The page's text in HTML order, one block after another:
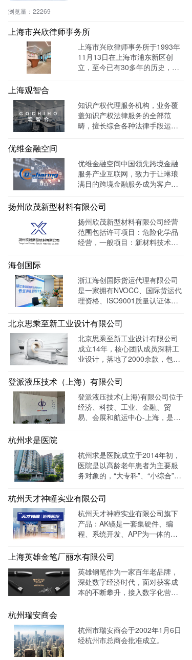
浏览量： 22269
上海市兴欣律师事务所
上海市兴欣律师事务所于1993年
11月13日在上海市浦东新区创
立，至今已有30多年的历史，致
上海观智合
知识产权代理服务机构，业务覆
盖知识产权法律服务的全部范
畴，擅长综合各种法律手段运作
借高效的信息收集网络，和多样
化的保护手段，致力于服务专
利、商标、版权、保护及诉讼等
优维金融空间
优维金融空间中国领先跨境金融
服务产业互联网，致力于让琳琅
满目的跨境金融服务成为客户触
量达 139128W+
扬州欣茂新型材料有限公司
扬州欣茂新型材料有限公司经营
范围包括许可项目：危险化学品
经营，一般项目：新材料技术研
品展示的主要目的，目前全网曝
光量：992915次。
海创国际
浙江海创国际货运代理有限公司
是一家拥有NVOCC、国际货运代
理资格、ISO9001质量认证体系
公司。 官网上线一年多，全网曝
光量：226958次。
北京思乘至新工业设计有限公司
北京思乘至新工业设计有限公司
成立14年，核心团队成员深耕工
业设计，落地了2000余款，包括
功案例。选择LTD枢纽云搭建升
级数字化官网，提高品牌形象和
专业度。目前官网运行全网曝光
数已达到208W+
登派液压技术（上海）有限公司
登派液压技术(上海)有限公司位于
经济、科技、工业、金融、贸
易、会展和航运中心-上海，是一
网全网曝光数达779498次。
杭州求是医院
杭州求是医院成立于2014年初，
医院是以高龄老年患者为主要服
务对象的，“大专科”、“小综合”为
院已开通全国医保联网结算、省
市医保、省市老干部医保及市子
女统筹。通过LTD枢纽云系统升
级数字化品牌官网，患者可以通
过官网进行在线预约，在线咨询
杭州天才神瞳实业有限公司
杭州天才神瞳实业有限公司旗下
产品：AK镜是一套集硬件、编
程、系统开发、APP为一体的智
云系统做竞价投放，搭建符合产
品特性的落地页，使投放数据最
终都归集与系统后台同意进行管
理跟进，线索转化率进一步提
成！
上海英雄金笔厂丽水有限公司
英雄钢笔作为一家百年老品牌，
深处数字经济时代，面对获客成
本的不断攀升，接入数字化营销
销，通过自媒体、广告平台、SE
M、EDM等讲生意表达或产品服
杭州瑞安商会
杭州市瑞安商会于2002年1月6日
经杭州市总商会批准成立。